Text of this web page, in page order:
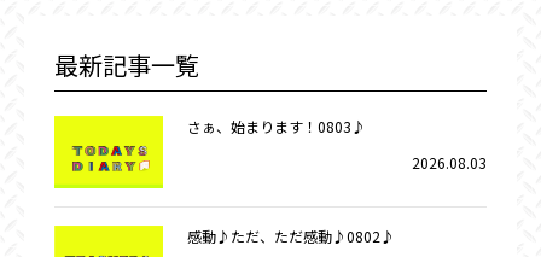
最新記事一覧
さぁ、始まります！0803♪
2026.08.03
感動♪ただ、ただ感動♪0802♪